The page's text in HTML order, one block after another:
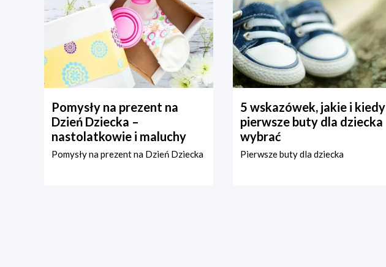
Pomysły na prezent na
Dzień Dziecka –
nastolatkowie i maluchy
Pomysły na prezent na Dzień Dziecka
5 wskazówek, jakie i kiedy
pierwsze buty dla dziecka
wybrać
Pierwsze buty dla dziecka